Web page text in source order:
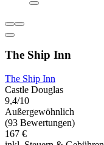
The Ship Inn
The Ship Inn
Castle Douglas
9,4/10
Außergewöhnlich
(93 Bewertungen)
167 €